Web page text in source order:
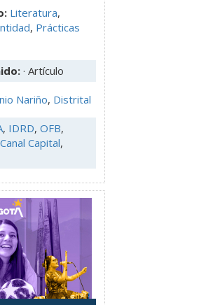
Literatura,
, Prácticas
· Artículo
Nariño, Distrital
, IDRD, OFB,
Canal Capital,